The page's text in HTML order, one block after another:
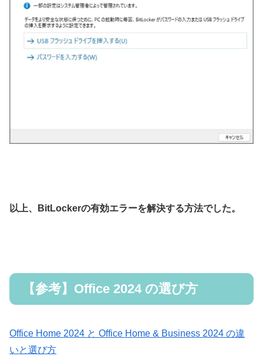
以上、BitLockerの有効エラーを解決する方法でした。
【参考】Office 2024 の選び方
Office Home 2024 と Office Home & Business 2024 の違
いと選び方